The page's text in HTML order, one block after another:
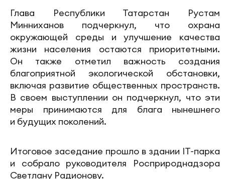
Глава Республики Татарстан Рустам
Минниханов подчеркнул, что охрана
окружающей среды и улучшение качества
жизни населения остаются приоритетными.
Он также отметил важность создания
благоприятной экологической обстановки,
включая развитие общественных пространств.
В своем выступлении он подчеркнул, что эти
меры принимаются для блага нынешнего
и будущих поколений.
Итоговое заседание прошло в здании IT-парка
и собрало руководителя Росприроднадзора
Светлану Радионову.